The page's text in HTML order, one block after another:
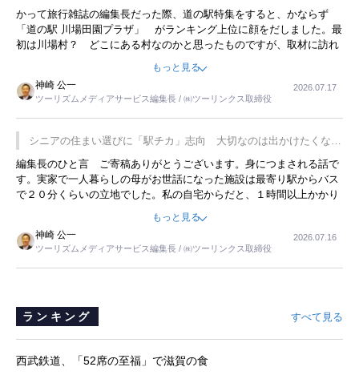
かって旅行雑誌の編集長だった際、道の駅特集をすると、かならず
「道の駅 川場田園プラザ」 がランキング上位に顔をだしました。最
初は川場村？ どこにある村なのかと思ったものですが、取材に訪れ
永井 彰一社長にインタビューしたら、興味深い話が次々が飛び出しま
した。プレゼンも巧みで、今でも思い出すことが２つあります。一つ
は、従業員に東京ディズニーランドを見学させ、サービス業、接客業
の何かを理解してもらっていることです。 もう一つは1800円もする
プレミアムヨーグルトを販売するにあたり、社内に懸念もあったそう
です。永井社長は、駐車場に都内ナンバーの高級外車が停まっている
ことに目をつけ、高級商品でも売れると確信したそうです。今回の記
事を懐かしく読みました。
もっと見る
神崎 公一
ツーリズムメディアサービス編集長 / ㈱ツーリンクス取締役
2026.07.17
シニアの住まい選びに「駅チカ」志向 大切なのは出かけたくなる
暮らし
編集長のひと言 ご寄稿ありがとうございます。身につまされる話で
す。実家で一人暮らしの母がお世話になった施設は最寄り駅からバス
で２０分くらいの立地でした。私の自宅からだと、１時間以上かかり
ました。母の住まいから近いという理由で、その施設を選択したので
すが、私と妹にとっては、半日仕事ででした。シニアの住まい選び
は、当人だけではなく、世話をする家族の足の便も考えない外池ない
と思いました。
もっと見る
神崎 公一
ツーリズムメディアサービス編集長 / ㈱ツーリンクス取締役
2026.07.16
ランキング すべて見る
西武鉄道、「52席の至福」で滋賀の食